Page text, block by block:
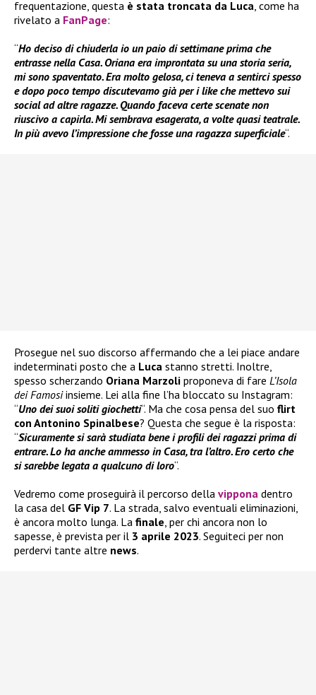
frequentazione, questa è stata troncata da Luca, come ha
rivelato a FanPage:
“Ho deciso di chiuderla io un paio di settimane prima che
entrasse nella Casa. Oriana era improntata su una storia seria,
mi sono spaventato. Era molto gelosa, ci teneva a sentirci spesso
e dopo poco tempo discutevamo già per i like che mettevo sui
social ad altre ragazze. Quando faceva certe scenate non
riuscivo a capirla. Mi sembrava esagerata, a volte quasi teatrale.
In più avevo l’impressione che fosse una ragazza superficiale“.
Prosegue nel suo discorso affermando che a lei piace andare
indeterminati posto che a Luca stanno stretti. Inoltre,
spesso scherzando Oriana Marzoli proponeva di fare L’Isola
dei Famosiinsieme. Lei alla fine l’ha bloccato su Instagram:
“Uno dei suoi soliti giochetti“. Ma che cosa pensa del suo flirt
con Antonino Spinalbese? Questa che segue è la risposta:
“Sicuramente si sarà studiata bene i profili dei ragazzi prima di
entrare. Lo ha anche ammesso in Casa, tra l’altro. Ero certo che
si sarebbe legata a qualcuno di loro“.
Vedremo come proseguirà il percorso della vippona dentro
la casa del GF Vip 7. La strada, salvo eventuali eliminazioni,
è ancora molto lunga. La finale, per chi ancora non lo
sapesse, è prevista per il 3 aprile 2023. Seguiteci per non
perdervi tante altre news.